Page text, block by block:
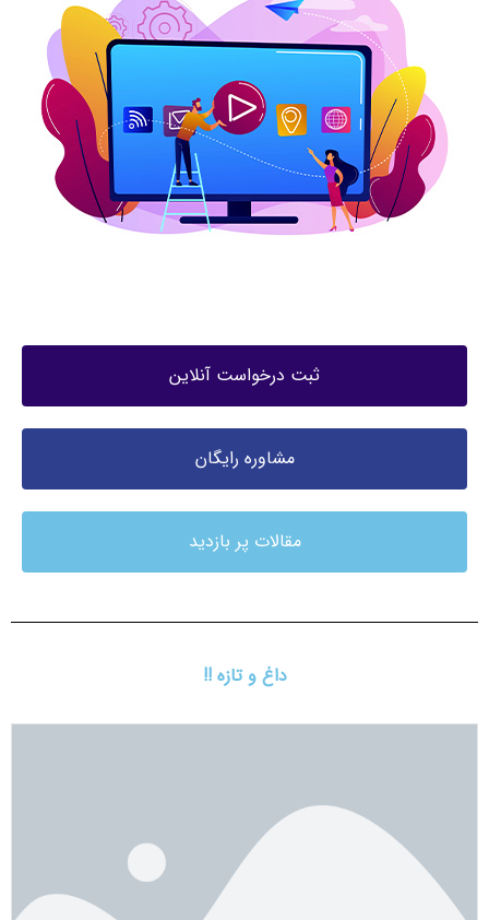
ثبت درخواست آنلاین
مشاوره رایگان
مقالات پر بازدید
داغ و تازه !!